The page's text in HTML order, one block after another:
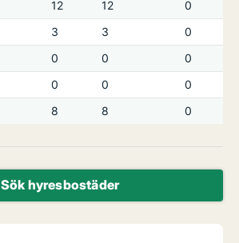
12 12
0
3 3
0
0 0
0
0 0
0
8 8 0
Sök hyresbostäder